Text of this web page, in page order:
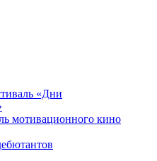
«Дни
мотивационного кино